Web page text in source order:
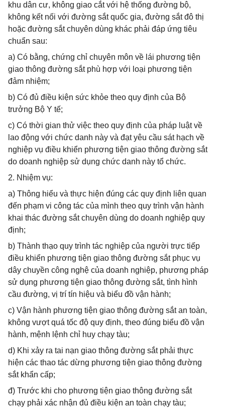
khu dân cư, không giao cắt với hệ thống đường bộ,
không kết nối với đường sắt quốc gia, đường sắt đô thị
hoặc đường sắt chuyên dùng khác phải đáp ứng tiêu
chuẩn sau:
a) Có bằng, chứng chỉ chuyên môn về lái phương tiện
giao thông đường sắt phù hợp với loại phương tiện
đảm nhiệm;
b) Có đủ điều kiện sức khỏe theo quy định của Bộ
trưởng Bộ Y tế;
c) Có thời gian thử việc theo quy định của pháp luật về
lao động với chức danh này và đạt yêu cầu sát hạch về
nghiệp vụ điều khiển phương tiện giao thông đường sắt
do doanh nghiệp sử dụng chức danh này tổ chức.
2. Nhiệm vụ:
a) Thông hiểu và thực hiện đúng các quy định liên quan
đến phạm vi công tác của mình theo quy trình vận hành
khai thác đường sắt chuyên dùng do doanh nghiệp quy
định;
b) Thành thạo quy trình tác nghiệp của người trực tiếp
điều khiển phương tiện giao thông đường sắt phục vụ
dây chuyền công nghệ của doanh nghiệp, phương pháp
sử dụng phương tiện giao thông đường sắt, tình hình
cầu đường, vị trí tín hiệu và biểu đồ vận hành;
c) Vận hành phương tiện giao thông đường sắt an toàn,
không vượt quá tốc độ quy định, theo đúng biểu đồ vận
hành, mệnh lệnh chỉ huy chạy tàu;
d) Khi xảy ra tai nạn giao thông đường sắt phải thực
hiện các thao tác dừng phương tiện giao thông đường
sắt khẩn cấp;
đ) Trước khi cho phương tiện giao thông đường sắt
chạy phải xác nhận đủ điều kiện an toàn chạy tàu;